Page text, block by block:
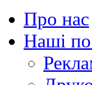
Про нас
Наші